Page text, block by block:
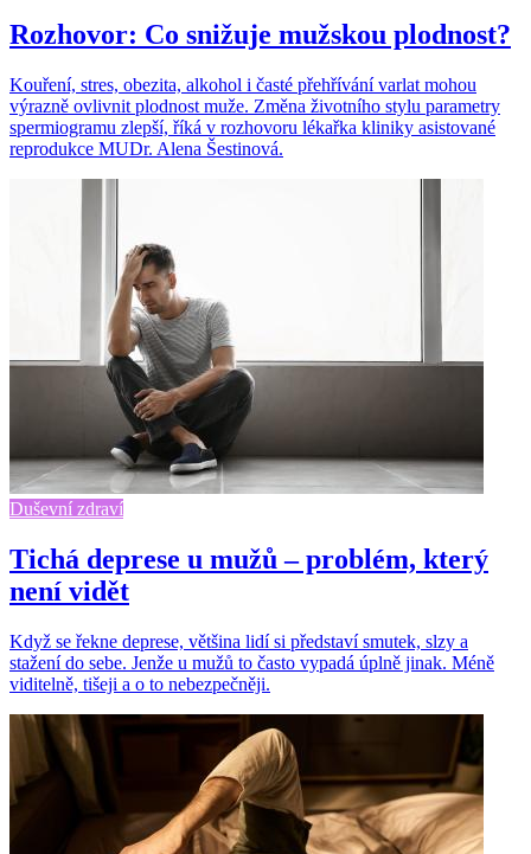
Rozhovor: Co snižuje mužskou plodnost?
Kouření, stres, obezita, alkohol i časté přehřívání varlat mohou
výrazně ovlivnit plodnost muže. Změna životního stylu parametry
spermiogramu zlepší, říká v rozhovoru lékařka kliniky asistované
reprodukce MUDr. Alena Šestinová.
Duševní zdraví
Tichá deprese u mužů – problém, který
není vidět
Když se řekne deprese, většina lidí si představí smutek, slzy a
stažení do sebe. Jenže u mužů to často vypadá úplně jinak. Méně
viditelně, tišeji a o to nebezpečněji.